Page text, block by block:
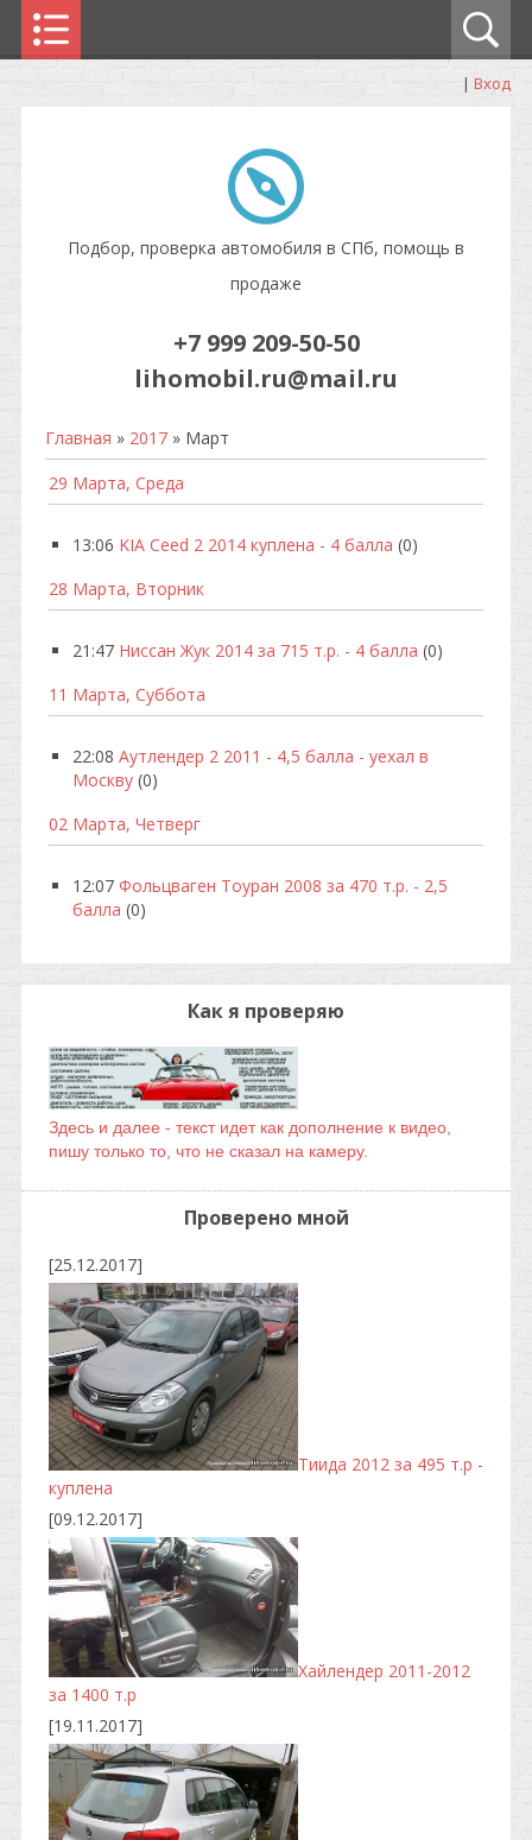
| Вход
Подбор, проверка автомобиля в СПб, помощь в
продаже
+7 999 209-50-50
lihomobil.ru@mail.ru
Главная » 2017 » Март
29 Марта, Среда
13:06 KIA Ceed 2 2014 куплена - 4 балла (0)
28 Марта, Вторник
21:47 Ниссан Жук 2014 за 715 т.р. - 4 балла (0)
11 Марта, Суббота
22:08 Аутлендер 2 2011 - 4,5 балла - уехал в
Москву (0)
02 Марта, Четверг
12:07 Фольцваген Тоуран 2008 за 470 т.р. - 2,5
балла (0)
Как я проверяю
Здесь и далее - текст идет как дополнение к видео,
пишу только то, что не сказал на камеру.
Проверено мной
[25.12.2017]
Тиида 2012 за 495 т.р -
куплена
[09.12.2017]
Хайлендер 2011-2012
за 1400 т.р
[19.11.2017]